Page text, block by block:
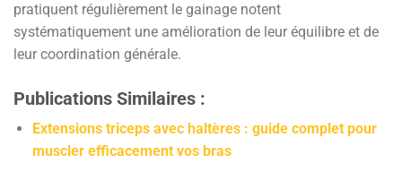
pratiquent régulièrement le gainage notent
systématiquement une amélioration de leur équilibre et de
leur coordination générale.
Publications Similaires :
Extensions triceps avec haltères : guide complet pour
muscler efficacement vos bras